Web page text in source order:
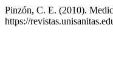
Pinzón, C. E. (2010).
https://